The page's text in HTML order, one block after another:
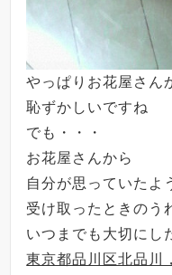
やっぱりお花屋さん
恥ずかしいですね
でも・・・
お花屋さんから
自分が思っていたよ
受け取ったときのう
いつまでも大切にし
東京都品川区北品川